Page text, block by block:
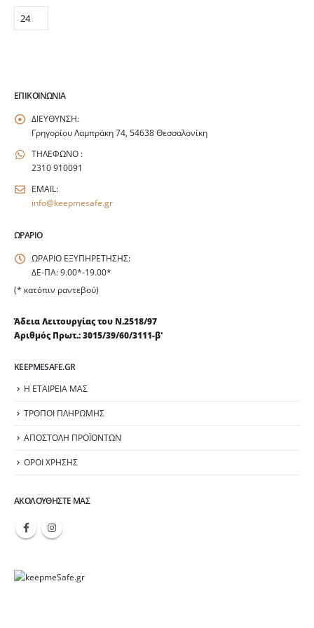
ΕΠΙΚΟΙΝΩΝΊΑ
ΔΙΕΥΘΥΝΣΗ:
Γρηγορίου Λαμπράκη 74, 54638 Θεσσαλονίκη
ΤΗΛΕΦΩΝΟ :
2310 910091
EMAIL:
info@keepmesafe.gr
ΩΡΆΡΙΟ
ΩΡΑΡΙΟ ΕΞΥΠΗΡΕΤΗΣΗΣ:
ΔΕ-ΠΑ: 9.00*-19.00*
(* κατόπιν ραντεβού)
Άδεια Λειτουργίας του Ν.2518/97
Αριθμός Πρωτ.: 3015/39/60/3111-β'
KEEPMESAFE.GR
Η ΕΤΑΙΡΕΙΑ ΜΑΣ
ΤΡΟΠΟΙ ΠΛΗΡΩΜΗΣ
ΑΠΟΣΤΟΛΗ ΠΡΟΪΟΝΤΩΝ
ΟΡΟΙ ΧΡΗΣΗΣ
ΑΚΟΛΟΥΘΉΣΤΕ ΜΑΣ